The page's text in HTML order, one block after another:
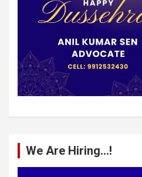
We Are Hiring…!